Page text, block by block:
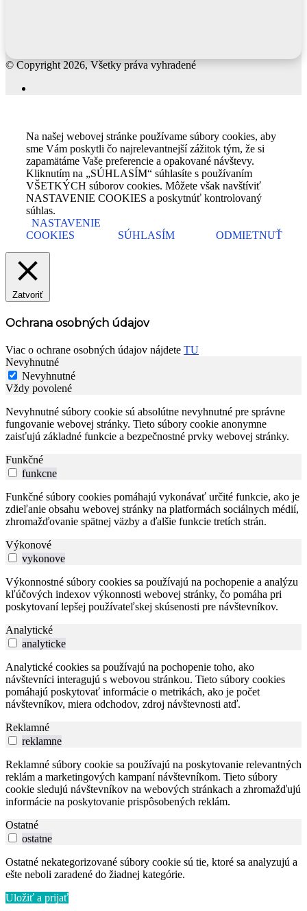
© Copyright 2026, Všetky práva vyhradené
button
Na našej webovej stránke používame súbory cookies, aby
sme Vám poskytli čo najrelevantnejší zážitok tým, že si
zapamätáme Vaše preferencie a opakované návštevy.
Kliknutím na „SÚHLASÍM“ súhlasíte s používaním
VŠETKÝCH súborov cookies. Môžete však navštíviť
NASTAVENIE COOKIES a poskytnúť kontrolovaný
súhlas.
NASTAVENIE
COOKIES
SÚHLASÍM ODMIETNUŤ
Zatvoriť
Ochrana osobných údajov
Viac o ochrane osobných údajov nájdete TU
Nevyhnutné
Nevyhnutné
Vždy povolené
Nevyhnutné súbory cookie sú absolútne nevyhnutné pre správne
fungovanie webovej stránky. Tieto súbory cookie anonymne
zaisťujú základné funkcie a bezpečnostné prvky webovej stránky.
Funkčné
funkcne
Funkčné súbory cookies pomáhajú vykonávať určité funkcie, ako je
zdieľanie obsahu webovej stránky na platformách sociálnych médií,
zhromažďovanie spätnej väzby a ďalšie funkcie tretích strán.
Výkonové
vykonove
Výkonnostné súbory cookies sa používajú na pochopenie a analýzu
kľúčových indexov výkonnosti webovej stránky, čo pomáha pri
poskytovaní lepšej používateľskej skúsenosti pre návštevníkov.
Analytické
analyticke
Analytické cookies sa používajú na pochopenie toho, ako
návštevníci interagujú s webovou stránkou. Tieto súbory cookies
pomáhajú poskytovať informácie o metrikách, ako je počet
návštevníkov, miera odchodov, zdroj návštevnosti atď.
Reklamné
reklamne
Reklamné súbory cookie sa používajú na poskytovanie relevantných
reklám a marketingových kampaní návštevníkom. Tieto súbory
cookie sledujú návštevníkov na webových stránkach a zhromažďujú
informácie na poskytovanie prispôsobených reklám.
Ostatné
ostatne
Ostatné nekategorizované súbory cookie sú tie, ktoré sa analyzujú a
ešte neboli zaradené do žiadnej kategórie.
Uložiť a prijať